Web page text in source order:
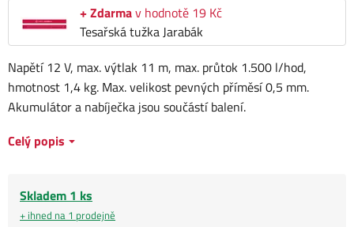
+ Zdarmav hodnotě 19 Kč
Tesařská tužka Jarabák
Napětí 12 V, max. výtlak 11 m, max. průtok 1.500 l/hod,
hmotnost 1,4 kg. Max. velikost pevných příměsí 0,5 mm.
Akumulátor a nabíječka jsou součástí balení.
Celý popis
Skladem 1 ks
+ ihned na 1 prodejně